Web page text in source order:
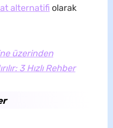
alternatifi olarak
üzerinden
3 Hızlı Rehber